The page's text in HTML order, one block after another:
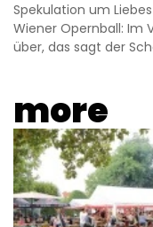
Spekulation um
Wiener Opernball: Im
über, das sagt der
more